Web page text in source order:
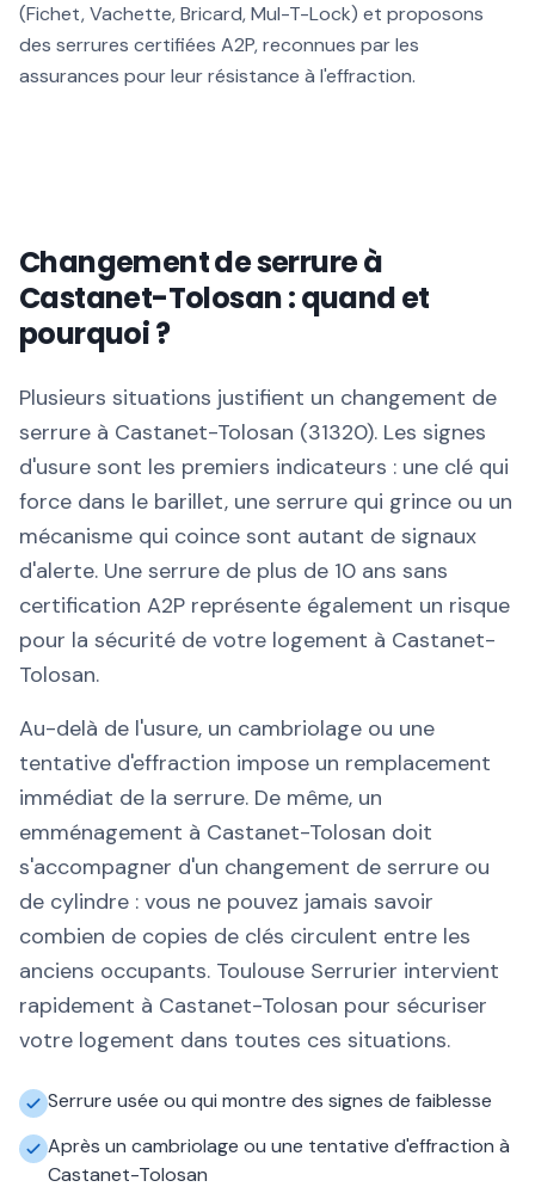
(Fichet, Vachette, Bricard, Mul-T-Lock) et proposons
des serrures certifiées A2P, reconnues par les
assurances pour leur résistance à l'effraction.
Changement de serrure à
Castanet-Tolosan : quand et
pourquoi ?
Plusieurs situations justifient un changement de
serrure à Castanet-Tolosan (31320). Les signes
d'usure sont les premiers indicateurs : une clé qui
force dans le barillet, une serrure qui grince ou un
mécanisme qui coince sont autant de signaux
d'alerte. Une serrure de plus de 10 ans sans
certification A2P représente également un risque
pour la sécurité de votre logement à Castanet-
Tolosan.
Au-delà de l'usure, un cambriolage ou une
tentative d'effraction impose un remplacement
immédiat de la serrure. De même, un
emménagement à Castanet-Tolosan doit
s'accompagner d'un changement de serrure ou
de cylindre : vous ne pouvez jamais savoir
combien de copies de clés circulent entre les
anciens occupants. Toulouse Serrurier intervient
rapidement à Castanet-Tolosan pour sécuriser
votre logement dans toutes ces situations.
Serrure usée ou qui montre des signes de faiblesse
Après un cambriolage ou une tentative d'effraction à
Castanet-Tolosan